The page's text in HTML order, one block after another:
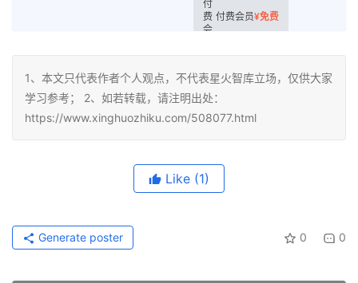
付费会员¥免费
1、本文只代表作者个人观点，不代表星火智库立场，仅供大家
学习参考； 2、如若转载，请注明出处：
https://www.xinghuozhiku.com/508077.html
Like (1)
0 0
Generate poster